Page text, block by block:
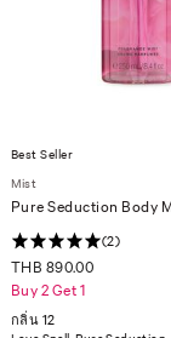
Best Seller
Mist
Pure Seduction Body
(2)
THB 890.00
Buy 2 Get 1
กลิ่น 12